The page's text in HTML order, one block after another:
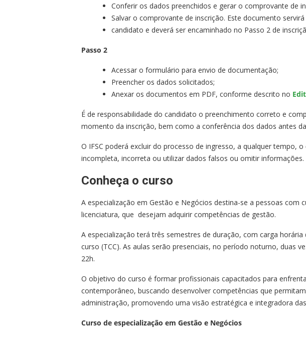
Conferir os dados preenchidos e gerar o comprovante de
Salvar o comprovante de inscrição. Este documento
candidato e deverá ser encaminhado no Passo 2 de
Passo 2
Acessar o formulário para envio de documentação;
Preencher os dados solicitados;
Anexar os documentos em PDF, conforme descrito no
É de responsabilidade do candidato o preenchimento correto e
momento da inscrição, bem como a conferência dos dados antes
O IFSC poderá excluir do processo de ingresso, a qualquer tempo,
incompleta, incorreta ou utilizar dados falsos ou omitir informações.
Conheça o curso
A especialização em Gestão e Negócios destina-se a pessoas com
licenciatura, que desejam adquirir competências de gestão.
A especialização terá três semestres de duração, com carga
curso (TCC). As aulas serão presenciais, no período noturno, duas
22h.
O objetivo do curso é formar profissionais capacitados para
contemporâneo, buscando desenvolver competências que
administração, promovendo uma visão estratégica e integradora
Curso de especialização em Gestão e Negócios